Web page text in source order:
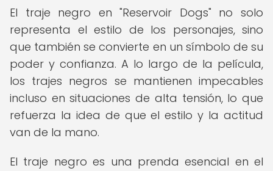
El traje negro en "Reservoir Dogs" no solo
representa el estilo de los personajes, sino
que también se convierte en un símbolo de su
poder y confianza. A lo largo de la película,
los trajes negros se mantienen impecables
incluso en situaciones de alta tensión, lo que
refuerza la idea de que el estilo y la actitud
van de la mano.
El traje negro es una prenda esencial en el